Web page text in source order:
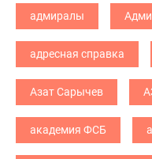
адмиралы
адресная справка
Азат Сарычев
академия ФСБ